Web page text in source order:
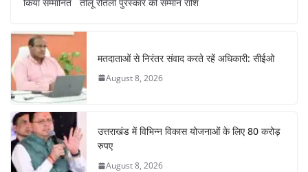
b
o
o
k
A
p
p
m n
मतदाताओं से निरंतर संवाद करते रहें अधिकारी: सीईओ
August 8, 2026
उत्तराखंड में विभिन्न विकास योजनाओं के लिए 80 करोड़
रुपए
August 8, 2026